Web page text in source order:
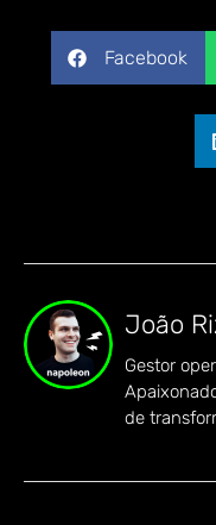
Facebook
João
Gestor
de